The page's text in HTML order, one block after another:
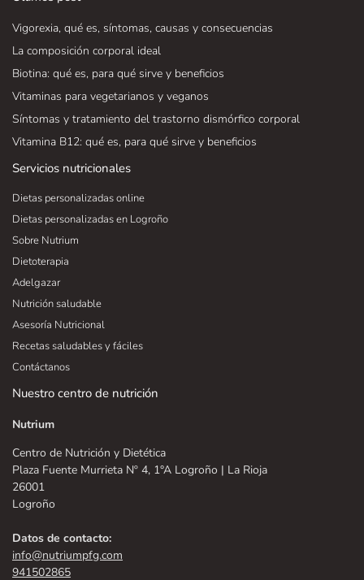
Nuestro centro de nutrición
Nutrium
Centro de Nutrición y Dietética
Plaza Fuente Murrieta Nº 4, 1°A Logroño | La Rioja
26001
Logroño
Datos de contacto:
info@nutriumpfg.com
941502865
Servicios nutricionales
Dietas personalizadas online
Dietas personalizadas en Logroño
Sobre Nutrium
Dietoterapia
Adelgazar
Nutrición saludable
Asesoría Nutricional
Recetas saludables y fáciles
Contáctanos
Vigorexia, qué es, síntomas, causas y consecuencias
La composición corporal ideal
Biotina: qué es, para qué sirve y beneficios
Vitaminas para vegetarianos y veganos
Síntomas y tratamiento del trastorno dismórfico corporal
Vitamina B12: qué es, para qué sirve y beneficios